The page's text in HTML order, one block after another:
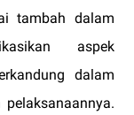
tambah dalam
aspek
dalam